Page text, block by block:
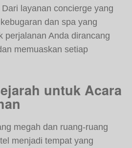
layanan concierge yang
dan spa yang
perjalanan Anda dirancang
memuaskan setiap
untuk Acara
megah dan ruang-ruang
menjadi tempat yang